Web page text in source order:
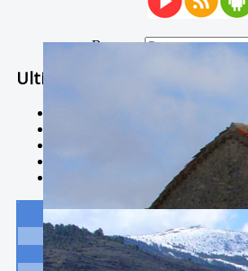
Buscar...
Ultimas Noticias
La estación de esquí de
Larga vida a las escuelas